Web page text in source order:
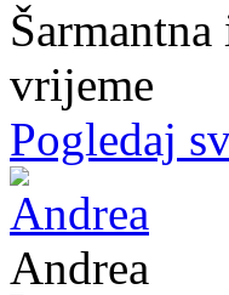
vrijeme
Pogledaj
Andrea